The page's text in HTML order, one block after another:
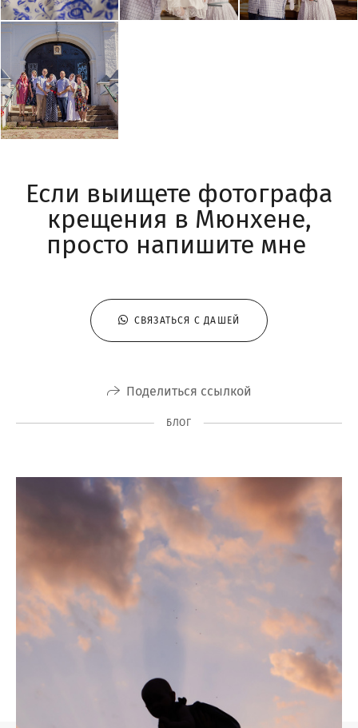
Если выищете фотографа
крещения в Мюнхене,
просто напишите мне
СВЯЗАТЬСЯ С ДАШЕЙ
Поделиться ссылкой
БЛОГ